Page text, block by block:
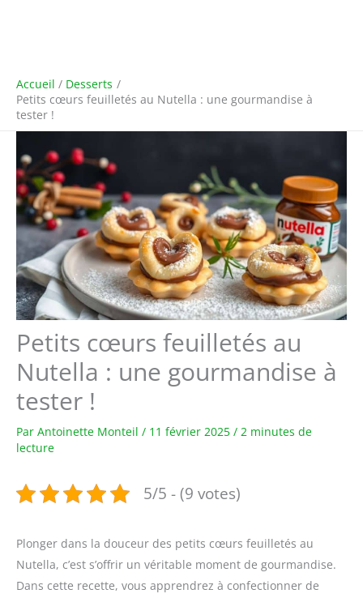
Accueil
Desserts
Petits cœurs feuilletés au Nutella : une gourmandise à
tester !
Petits cœurs feuilletés au
Nutella : une gourmandise à
tester !
Par Antoinette Monteil / 11 février 2025 / 2 minutes de
lecture
5/5 - (9 votes)
Plonger dans la douceur des petits cœurs feuilletés au
Nutella, c’est s’offrir un véritable moment de gourmandise.
Dans cette recette, vous apprendrez à confectionner de